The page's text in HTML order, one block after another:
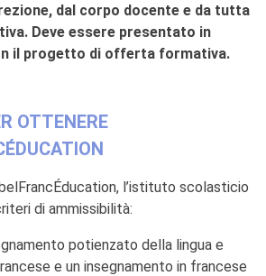
dal corpo docente e da tutta
Deve essere presentato in
il progetto di offerta formativa.
OTTENERE
l’istituto scolasticio
di ammissibilità:
potienzato della lingua e
e un insegnamento in francese